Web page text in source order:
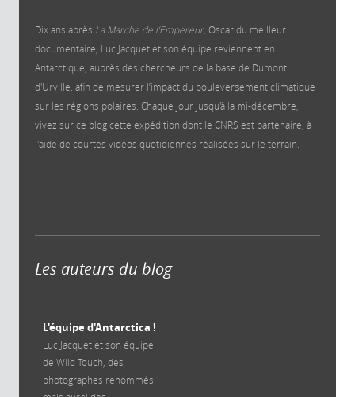
Dix ans après La Marche de l’Empereur, Oscar du meilleur
documentaire, Luc Jacquet et son équipe reviennent en
Antarctique, auprès des chercheurs de la base de Dumont
d'Urville, afin de mesurer l’impact du bouleversement climatique
sur les régions polaires. Chaque jour jusqu'à la mi-décembre,
vivez sur ce blog cette expédition dont le CNRS est partenaire, à
l'aide de courtes vidéos quotidiennes réalisées sur le terrain.
Les auteurs du blog
L'équipe d'Antarctica !
Luc Jacquet et son équipe
de Wild Touch, des
photographes renommés